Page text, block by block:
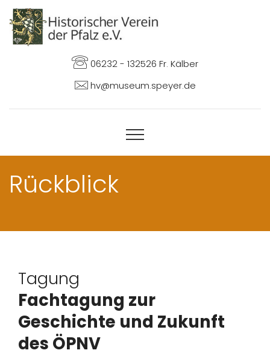
06232 - 132526 Fr. Kälber
hv@museum.speyer.de
Rückblick
Tagung
Fachtagung zur
Geschichte und Zukunft
des ÖPNV